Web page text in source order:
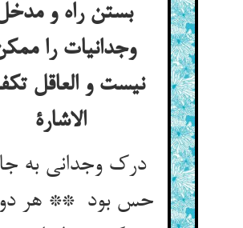
بستن راه و
وجدانیات را
نیست و العاقل
الاشارة
درک وجدانی به
حس بود ** هر دو